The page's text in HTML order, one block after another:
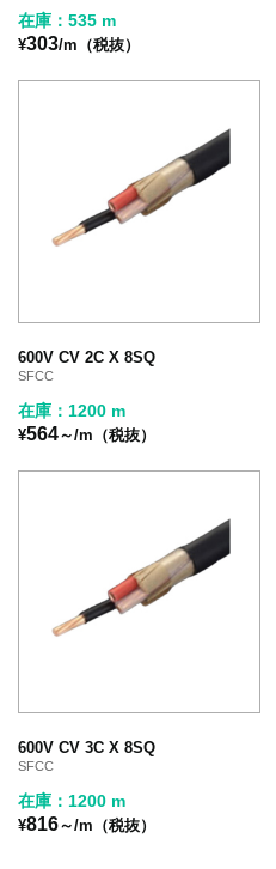
在庫：535 m
¥303/m（税抜）
600V CV 2C X 8SQ
SFCC
在庫：1200 m
¥564～/m（税抜）
600V CV 3C X 8SQ
SFCC
在庫：1200 m
¥816～/m（税抜）